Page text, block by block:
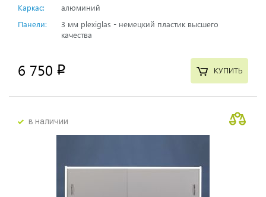
Каркас:
алюминий
Панели:
3 мм plexiglas - немецкий пластик высшего
качества
6 750 p КУПИТЬ
в наличии